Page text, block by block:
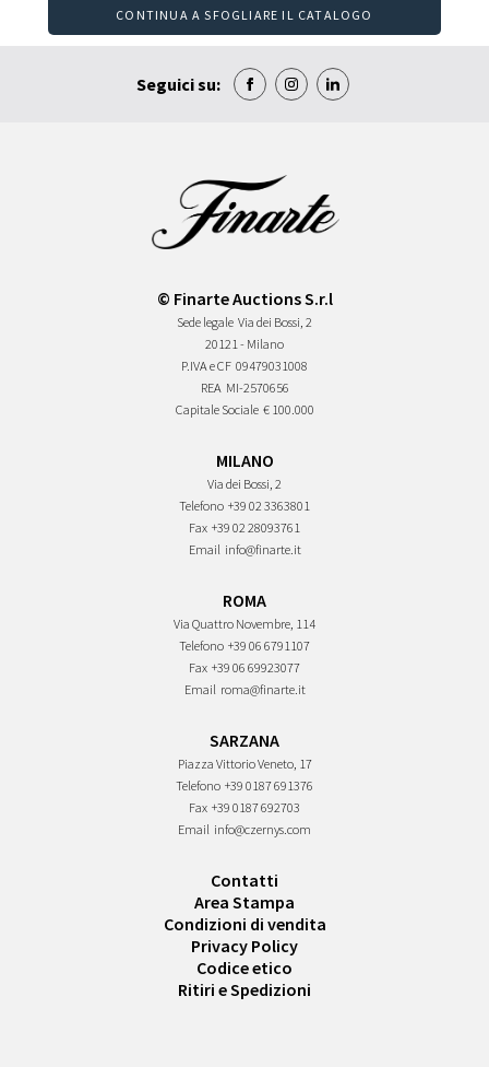
CONTINUA A SFOGLIARE IL CATALOGO
Seguici su:
© Finarte Auctions S.r.l
Sede legale Via dei Bossi, 2
20121 - Milano
P.IVA e CF 09479031008
REA MI-2570656
Capitale Sociale € 100.000
MILANO
Via dei Bossi, 2
Telefono +39 02 3363801
Fax +39 02 28093761
Email info@finarte.it
ROMA
Via Quattro Novembre, 114
Telefono +39 06 6791107
Fax +39 06 69923077
Email roma@finarte.it
SARZANA
Piazza Vittorio Veneto, 17
Telefono +39 0187 691376
Fax +39 0187 692703
Email info@czernys.com
Contatti
Area Stampa
Condizioni di vendita
Privacy Policy
Codice etico
Ritiri e Spedizioni